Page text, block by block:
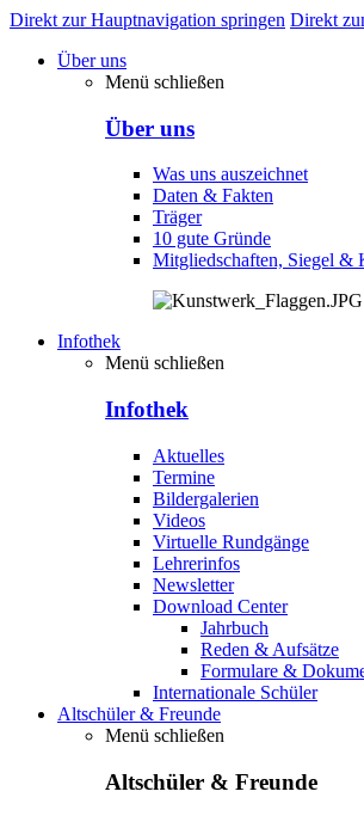
Direkt zur Hauptnavigation springen Direkt
Über uns
Menü schließen
Über uns
Was uns auszeichnet
Daten & Fakten
Träger
10 gute Gründe
Mitgliedschaften, Siegel &
Infothek
Menü schließen
Infothek
Aktuelles
Termine
Bildergalerien
Videos
Virtuelle Rundgänge
Lehrerinfos
Newsletter
Download Center
Jahrbuch
Reden & Aufsätze
Formulare &
Internationale Schüler
Altschüler & Freunde
Menü schließen
Altschüler & Freunde